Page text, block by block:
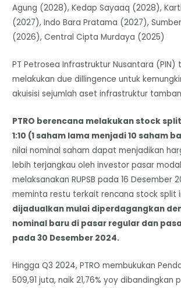
Agung (2028), Kedap Sayaaq (2028),
(2027), Indo Bara Pratama (2027),
(2026), Central Cipta Murdaya (2025)
PT Petrosea Infrastruktur Nusantara (PIN)
melakukan due dillingence untuk
akuisisi sejumlah aset infrastruktur
PTRO berencana melakukan stock
1:10 (1 saham lama menjadi 10 saham
nilai nominal saham dapat menjadikan
lebih terjangkau oleh investor pasar
melaksanakan RUPSB pada 16 Desember
meminta restu terkait rencana stock split
dijadualkan mulai diperdagangkan
nominal baru di pasar regular dan
pada 30 Desember 2024.
Hingga Q3 2024, PTRO membukukan
509,91 juta, naik 21,76% yoy dibandingkan